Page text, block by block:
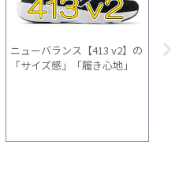
“脱ぎ履きしやすさ”重視のス
ニーカー10選｜子育てママパ